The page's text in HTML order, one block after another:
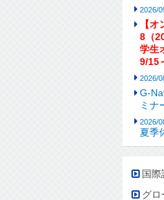
2026/
【
8（
学生
9/15
2026/
G-
ミナ
2026/
夏季
国際
グロ